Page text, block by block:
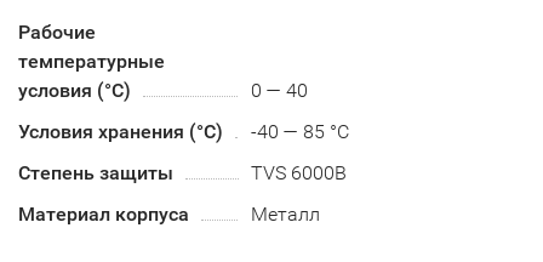
Рабочие
температурные
условия (°С)
0 — 40
Условия хранения (°С)
-40 — 85 °C
Степень защиты
TVS 6000В
Материал корпуса
Металл